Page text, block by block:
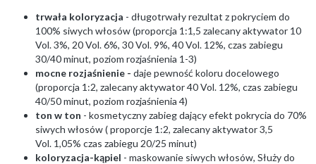
trwała koloryzacja - długotrwały rezultat z pokryciem do
100% siwych włosów (proporcja 1:1,5 zalecany aktywator 10
Vol. 3%, 20 Vol. 6%, 30 Vol. 9%, 40 Vol. 12%, czas zabiegu
30/40 minut, poziom rozjaśnienia 1-3)
mocne rozjaśnienie - daje pewność koloru docelowego
(proporcja 1:2, zalecany aktywator 40 Vol. 12%, czas zabiegu
40/50 minut, poziom rozjaśnienia 4)
ton w ton - kosmetyczny zabieg dający efekt pokrycia do 70%
siwych włosów ( proporcje 1:2, zalecany aktywator 3,5
Vol. 1,05% czas zabiegu 20/25 minut)
koloryzacja-kąpiel - maskowanie siwych włosów, Służy do